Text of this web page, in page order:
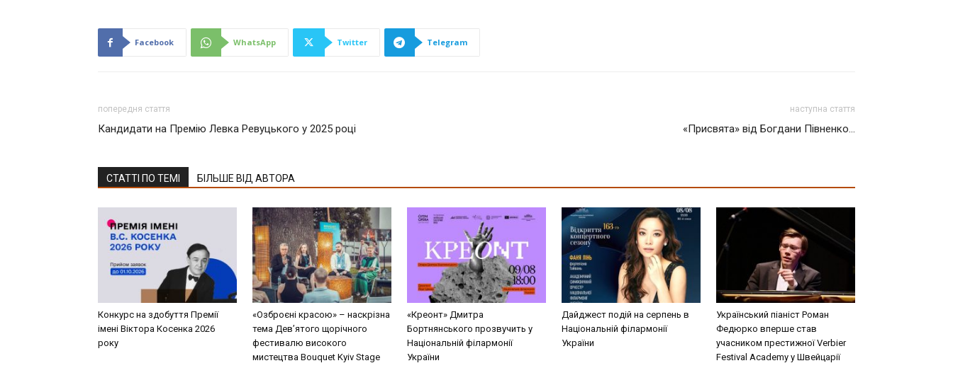
Facebook WhatsApp Twitter Telegram
попередня стаття
Кандидати на Премію Левка Ревуцького у 2025 році
наступна стаття
«Присвята» від Богдани Півненко…
СТАТТІ ПО ТЕМІ БІЛЬШЕ ВІД АВТОРА
Конкурс на здобуття Премії
імені Віктора Косенка 2026
року
«Озброєні красою» – наскрізна
тема Дев’ятого щорічного
фестивалю високого
мистецтва Bouquet Kyiv Stage
«Креонт» Дмитра
Бортнянського прозвучить у
Національній філармонії
України
Дайджест подій на серпень в
Національній філармонії
України
Український піаніст Роман
Федюрко вперше став
учасником престижної Verbier
Festival Academy у Швейцарії